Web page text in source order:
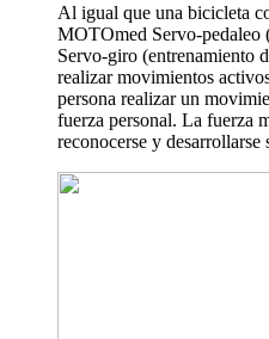
Al igual que una bicicleta
MOTOmed Servo-pedaleo
Servo-giro (entrenamiento
realizar movimientos
persona realizar un
fuerza personal. La fuerza
reconocerse y